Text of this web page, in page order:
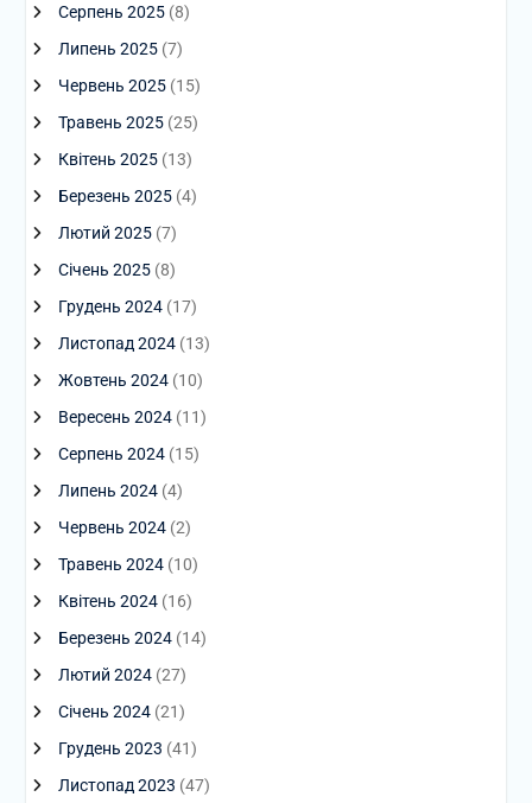
Серпень 2025(8)
Липень 2025(7)
Червень 2025(15)
Травень 2025(25)
Квітень 2025(13)
Березень 2025(4)
Лютий 2025(7)
Січень 2025(8)
Грудень 2024(17)
Листопад 2024(13)
Жовтень 2024(10)
Вересень 2024(11)
Серпень 2024(15)
Липень 2024(4)
Червень 2024(2)
Травень 2024(10)
Квітень 2024(16)
Березень 2024(14)
Лютий 2024(27)
Січень 2024(21)
Грудень 2023 (41)
Листопад 2023 (47)